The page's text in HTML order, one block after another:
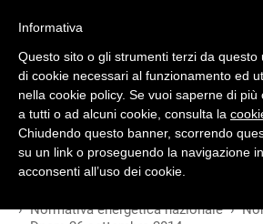
INDICE VERSIONI
MODIFICHE
Normativa energetica nazionale
Informativa
Questo sito o gli strumenti terzi da questo
di cookie necessari al funzionamento ed
nella cookie policy. Se vuoi saperne di
a tutti o ad alcuni cookie, consulta la
Chiudendo questo banner, scorrendo
su un link o proseguendo la navigazione
acconsenti all’uso dei cookie.